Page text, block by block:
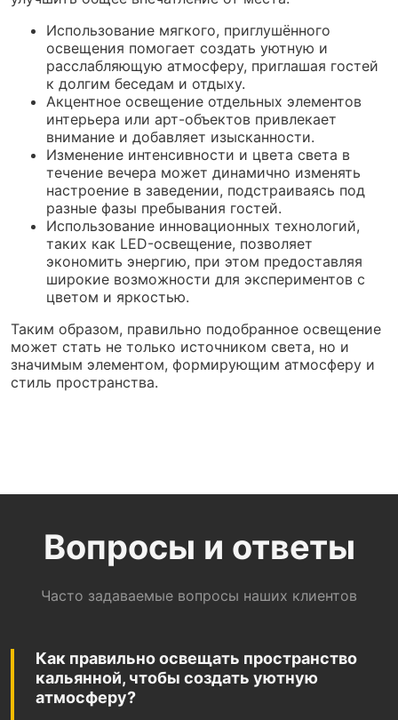
Использование мягкого, приглушённого
освещения помогает создать уютную и
расслабляющую атмосферу, приглашая гостей
к долгим беседам и отдыху.
Акцентное освещение отдельных элементов
интерьера или арт-объектов привлекает
внимание и добавляет изысканности.
Изменение интенсивности и цвета света в
течение вечера может динамично изменять
настроение в заведении, подстраиваясь под
разные фазы пребывания гостей.
Использование инновационных технологий,
таких как LED-освещение, позволяет
экономить энергию, при этом предоставляя
широкие возможности для экспериментов с
цветом и яркостью.
Таким образом, правильно подобранное освещение
может стать не только источником света, но и
значимым элементом, формирующим атмосферу и
стиль пространства.
Вопросы и ответы
Часто задаваемые вопросы наших клиентов
Как правильно освещать пространство
кальянной, чтобы создать уютную
атмосферу?